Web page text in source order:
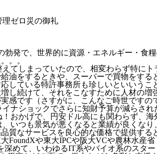
理ゼロ災の御礼
勃発で、世界的に資源・エネルギー・
。。
てしまっていたので、相変わらず特に
油をするときや、スーパーで買物をす
している特許事務所も珍しいといいう
し続けて、それをこなすために人材の
感です（さすがに、こんなご時世ですの
ナショックでさらに知財予算が減らさ
おかげで、円安ドル高にも関わらず、
いつも景気が悪くなると業績が良くな
質なサービスを良心的な価格で提供す
FoundXや東大IPCや阪大VCや農林水産
めて、いわゆるIT系やバイオ系のスタ